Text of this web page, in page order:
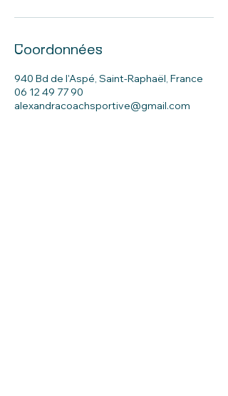
Coordonnées
940 Bd de l'Aspé, Saint-Raphaël, France
06 12 49 77 90
alexandracoachsportive@gmail.com